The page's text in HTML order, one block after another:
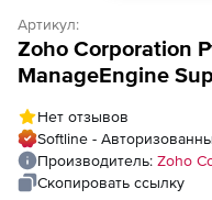
Артикул:
Zoho Corporation
ManageEngine
Annual), fee for 20
Нет отзывов
Softline -
Производитель: Zoho
Скопировать ссылку